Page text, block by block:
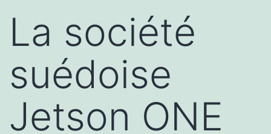
La société
suédoise
Jetson ONE